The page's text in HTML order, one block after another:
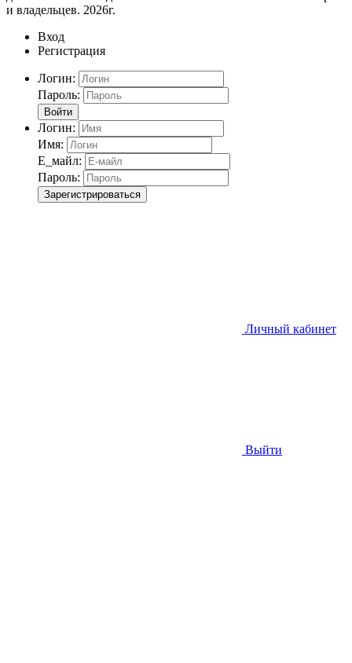
и владельцев. 2026г.
Вход
Регистрация
Логин:
Пароль:
Войти
Логин:
Имя:
Е_майл:
Пароль:
Зарегистрироваться
Личный кабинет
Выйти